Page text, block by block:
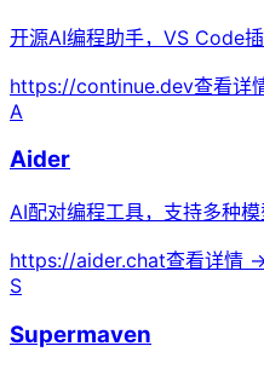
开源AI编程助手，VS Code
https://continue.dev查看详
A
Aider
AI配对编程工具，支持多种模
https://aider.chat查看详情
S
Supermaven